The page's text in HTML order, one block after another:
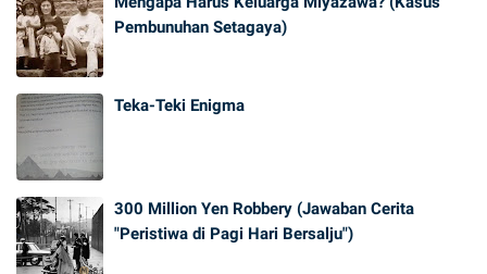
Pembunuhan Setagaya)
Teka-Teki Enigma
300 Million Yen Robbery (Jawaban Cerita
"Peristiwa di Pagi Hari Bersalju")